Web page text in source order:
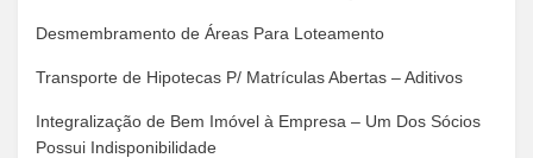
Desmembramento de Áreas Para Loteamento
Transporte de Hipotecas P/ Matrículas Abertas – Aditivos
Integralização de Bem Imóvel à Empresa – Um Dos Sócios
Possui Indisponibilidade